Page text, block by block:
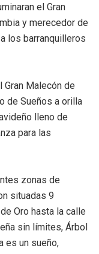
el Gran
y merecedor de
los barranquilleros
Malecón de
de Sueños a orilla
lleno de
para las
zonas de
situadas 9
Oro hasta la calle
sin límites, Árbol
es un sueño,